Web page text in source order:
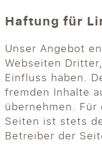
Haftung für
Unser Angebot
Webseiten
Einfluss haben.
fremden Inhalte
übernehmen.
Seiten ist stets
Betreiber der